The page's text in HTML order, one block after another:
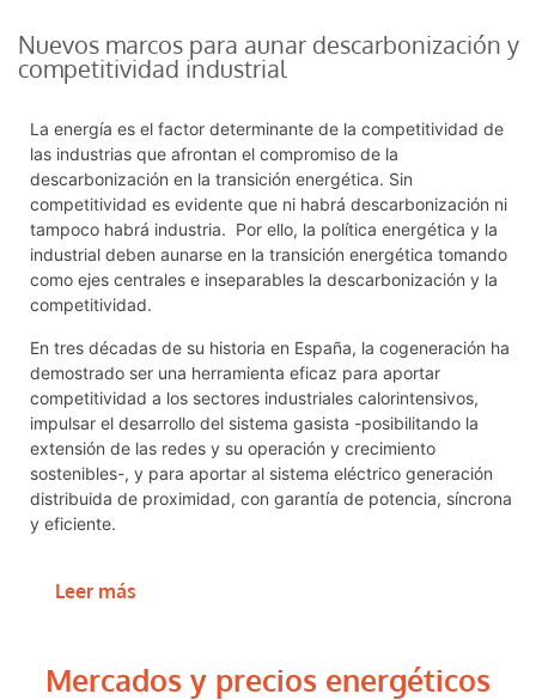
Nuevos marcos para aunar descarbonización y
competitividad industrial
La energía es el factor determinante de la competitividad de
las industrias que afrontan el compromiso de la
descarbonización en la transición energética. Sin
competitividad es evidente que ni habrá descarbonización ni
tampoco habrá industria. Por ello, la política energética y la
industrial deben aunarse en la transición energética tomando
como ejes centrales e inseparables la descarbonización y la
competitividad.
En tres décadas de su historia en España, la cogeneración ha
demostrado ser una herramienta eficaz para aportar
competitividad a los sectores industriales calorintensivos,
impulsar el desarrollo del sistema gasista -posibilitando la
extensión de las redes y su operación y crecimiento
sostenibles-, y para aportar al sistema eléctrico generación
distribuida de proximidad, con garantía de potencia, síncrona
y eficiente.
Leer más
Mercados y precios energéticos